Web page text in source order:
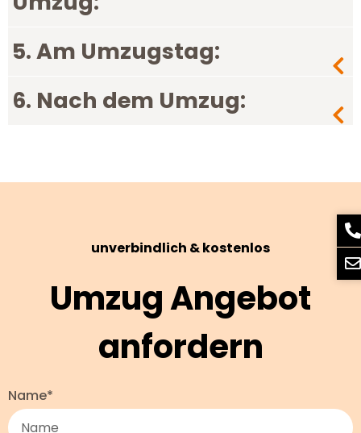
5. Am Umzugstag:
6. Nach dem Umzug:
unverbindlich & kostenlos
Umzug Angebot
anfordern
Name*